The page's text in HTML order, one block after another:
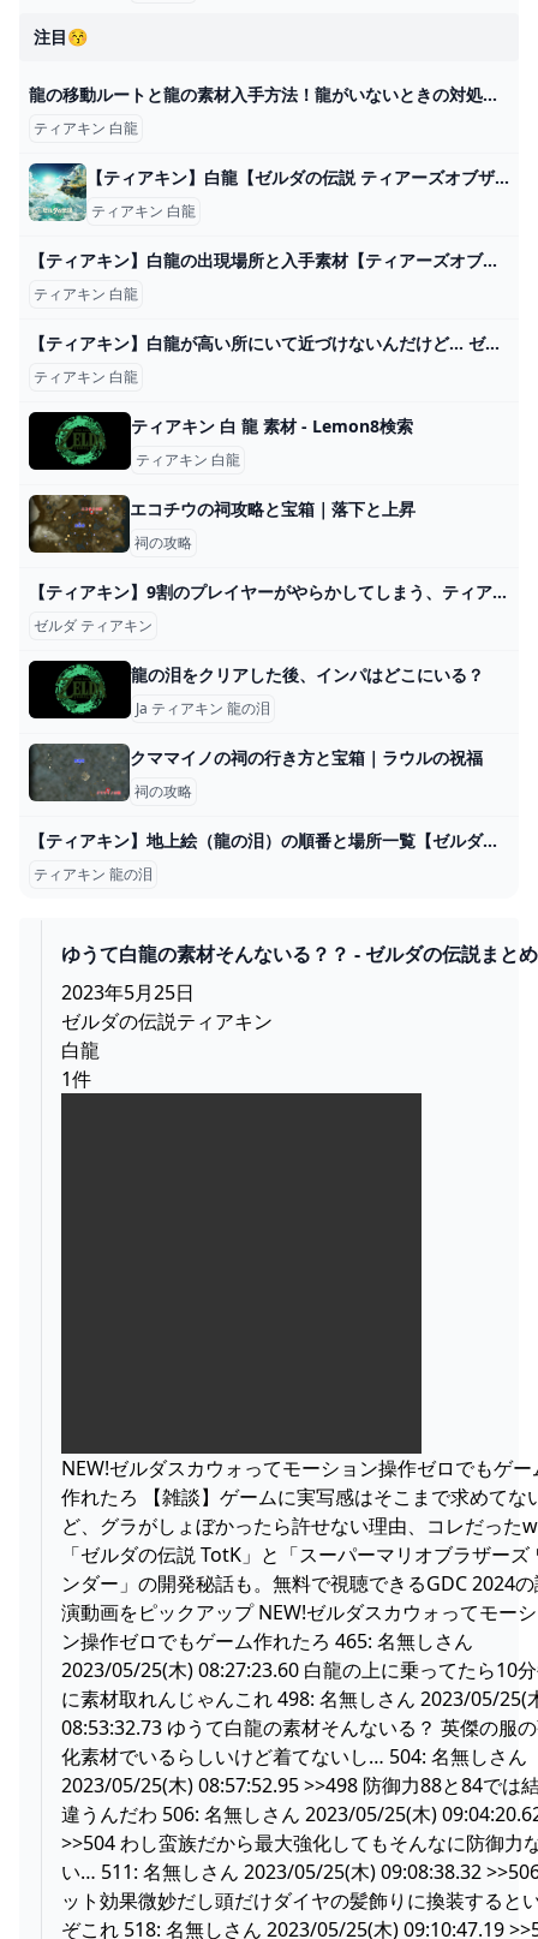
注目😚
龍の移動ルートと龍の素材入手方法！龍がいないときの対処法について【ゼルダの伝説ティアーズオブザキングダム】 - YouTube
ティアキン 白龍
【ティアキン】白龍【ゼルダの伝説 ティアーズオブザキングダム】 hyperWiki
ティアキン 白龍
【ティアキン】白龍の出現場所と入手素材【ティアーズオブザキングダム】 - ティアキン攻略Wiki Gamerch
ティアキン 白龍
【ティアキン】白龍が高い所にいて近づけないんだけど… ゼルダの伝説ティアキンまとめっち ゼルダの伝説ティアーズ オブ ザ キングダム
ティアキン 白龍
ティアキン 白 龍 素材 - Lemon8検索
ティアキン 白龍
エコチウの祠攻略と宝箱｜落下と上昇
祠の攻略
【ティアキン】9割のプレイヤーがやらかしてしまう、ティアキンあるある20選【ゼルダの伝説ティアーズオブザキングダム/ティアキン】【ゆっくり解説】 - YouTube
ゼルダ ティアキン
龍の泪をクリアした後、インパはどこにいる？
Ja ティアキン 龍の泪
クママイノの祠の行き方と宝箱｜ラウルの祝福
祠の攻略
【ティアキン】地上絵（龍の泪）の順番と場所一覧【ゼルダの伝説ティアーズオブザキングダム】 - ゲームウィズ
ティアキン 龍の泪
ゆうて白龍の素材そんないる？？ - ゼルダの伝説まと
報｜ティアキン｜ブレワイ
2023年5月25日
ゼルダの伝説ティアキン
白龍
1件
NEW!ゼルダスカウォってモーション操作ゼロでもゲー
作れたろ 【雑談】ゲームに実写感はそこまで求めてな
ど、グラがしょぼかったら許せない理由、コレだった
「ゼルダの伝説 TotK」と「スーパーマリオブラザーズ
ンダー」の開発秘話も。無料で視聴できるGDC 2024
演動画をピックアップ NEW!ゼルダスカウォってモー
ン操作ゼロでもゲーム作れたろ 465: 名無しさん
2023/05/25(木) 08:27:23.60 白龍の上に乗ってたら10
に素材取れんじゃんこれ 498: 名無しさん 2023/05/25(
08:53:32.73 ゆうて白龍の素材そんないる？ 英傑の服
化素材でいるらしいけど着てないし… 504: 名無しさん
2023/05/25(木) 08:57:52.95 >>498 防御力88と84では
違うんだわ 506: 名無しさん 2023/05/25(木)
>>504 わし蛮族だから最大強化してもそんなに防御力
い… 511: 名無しさん 2023/05/25(木) 09:08:38.32
ット効果微妙だし頭だけダイヤの髪飾りに換装すると
ぞこれ 518: 名無しさん 2023/05/25(木) 09:10:47.19